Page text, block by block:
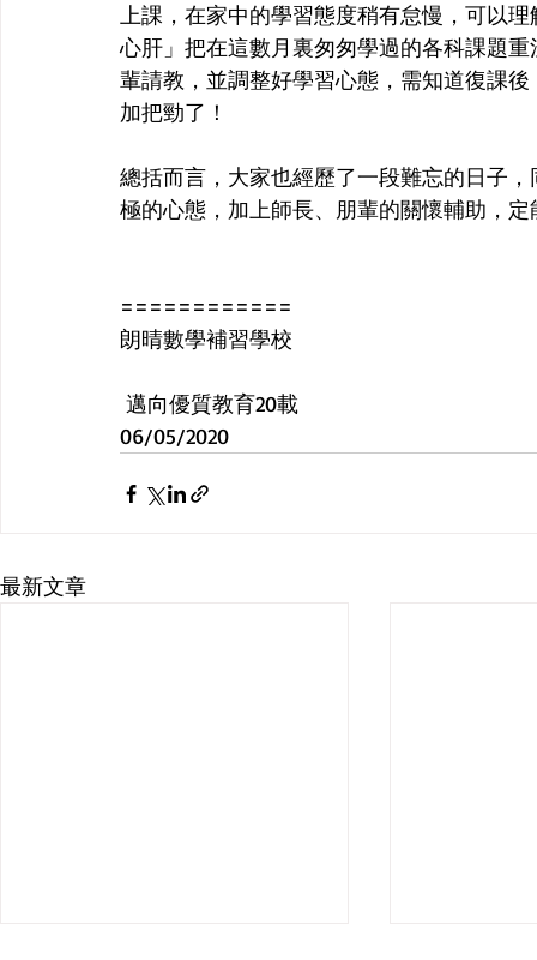
上課，在家中的學習態度稍有怠慢，可以
心肝」把在這數月裏匆匆學過的各科課題
輩請教，並調整好學習心態，需知道復課
加把勁了！
總括而言，大家也經歷了一段難忘的日子
極的心態，加上師長、朋輩的關懷輔助，
============
朗晴數學補習學校
邁向優質教育20載
06/05/2020
最新文章